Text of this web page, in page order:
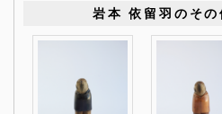
岩本 依留羽のその